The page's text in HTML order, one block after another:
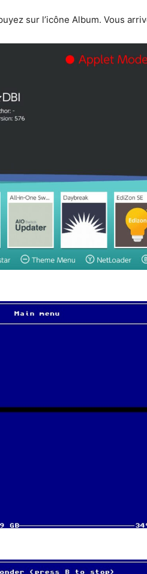
sur l’icône Album. Vous